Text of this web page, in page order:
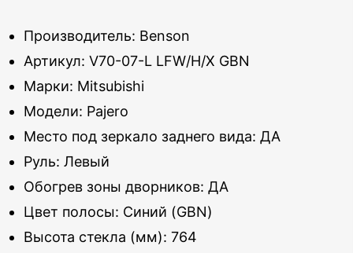
Производитель: Benson
Артикул: V70-07-L LFW/H/X GBN
Марки: Mitsubishi
Модели: Pajero
Место под зеркало заднего вида: ДА
Руль: Левый
Обогрев зоны дворников: ДА
Цвет полосы: Синий (GBN)
Высота стекла (мм): 764